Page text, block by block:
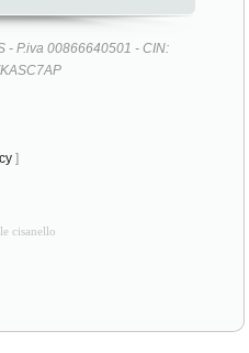
- P.iva 00866640501 - CIN:
]
cisanello